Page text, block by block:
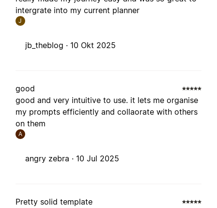
intergrate into my current planner
J
jb_theblog · 10 Okt 2025
good
good and very intuitive to use. it lets me organise
my prompts efficiently and collaorate with others
on them
A
angry zebra · 10 Jul 2025
Pretty solid template